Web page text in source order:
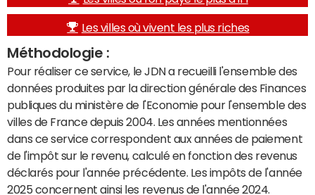
Les villes où vivent les plus riches
Méthodologie :
Pour réaliser ce service, le JDN a recueilli l'ensemble des
données produites par la direction générale des Finances
publiques du ministère de l'Economie pour l'ensemble des
villes de France depuis 2004. Les années mentionnées
dans ce service correspondent aux années de paiement
de l'impôt sur le revenu, calculé en fonction des revenus
déclarés pour l'année précédente. Les impôts de l'année
2025 concernent ainsi les revenus de l'année 2024.